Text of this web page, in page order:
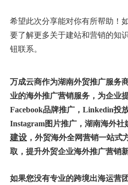
希望此次分享能对你有所帮助！
要了解更多关于建站和营销的知
钮联系。
万成云商作为湖南外贸推广服务
业的海外推广营销服务，为企业
Facebook品牌推广 ， Linkedin投
Instagram图片推广， 湖南海外社
建设 ， 外贸海外全网营销一站式
取，提升外贸企业海外推广营销
如果您没有专业的跨境出海运营